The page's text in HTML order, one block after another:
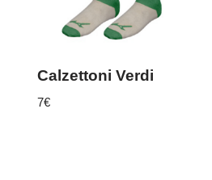
Calzettoni Verdi
7€